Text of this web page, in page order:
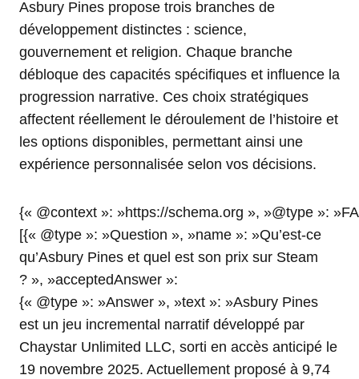
Asbury Pines propose trois branches de
développement distinctes : science,
gouvernement et religion. Chaque branche
débloque des capacités spécifiques et influence la
progression narrative. Ces choix stratégiques
affectent réellement le déroulement de l’histoire et
les options disponibles, permettant ainsi une
expérience personnalisée selon vos décisions.
{« @context »: »https://schema.org », »@type »:
[{« @type »: »Question », »name »: »Qu’est-ce
qu’Asbury Pines et quel est son prix sur Steam
? », »acceptedAnswer »:
{« @type »: »Answer », »text »: »Asbury Pines
est un jeu incremental narratif développé par
Chaystar Unlimited LLC, sorti en accès anticipé le
19 novembre 2025. Actuellement proposé à 9,74